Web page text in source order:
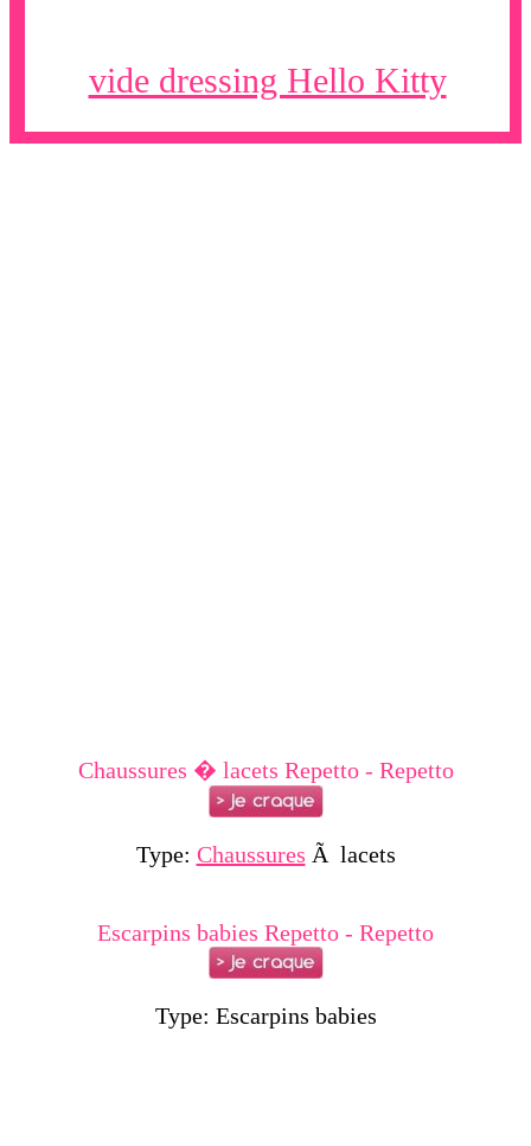
vide dressing Hello Kitty
Chaussures � lacets Repetto - Repetto
Type: Chaussures Ã lacets
Escarpins babies Repetto - Repetto
Type: Escarpins babies